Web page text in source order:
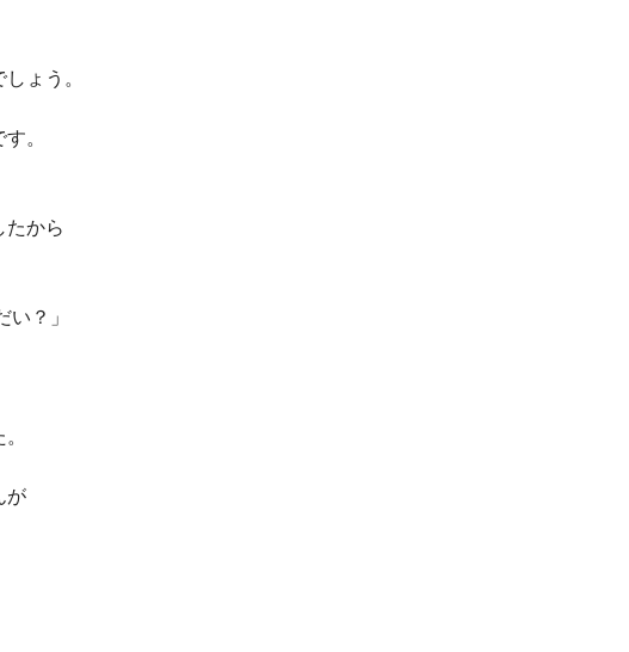
ょう。
。
たから
？」
が